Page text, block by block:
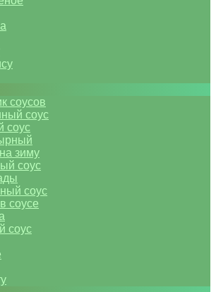
соусов
соус
соус
зиму
соус
соус
соусе
соус